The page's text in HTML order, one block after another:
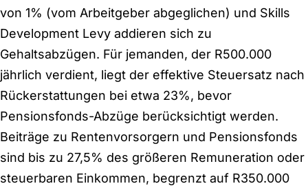
von 1% (vom Arbeitgeber abgeglichen) und Skills
Development Levy addieren sich zu
Gehaltsabzügen. Für jemanden, der R500.000
jährlich verdient, liegt der effektive Steuersatz nach
Rückerstattungen bei etwa 23%, bevor
Pensionsfonds-Abzüge berücksichtigt werden.
Beiträge zu Rentenvorsorgern und Pensionsfonds
sind bis zu 27,5% des größeren Remuneration oder
steuerbaren Einkommen, begrenzt auf R350.000